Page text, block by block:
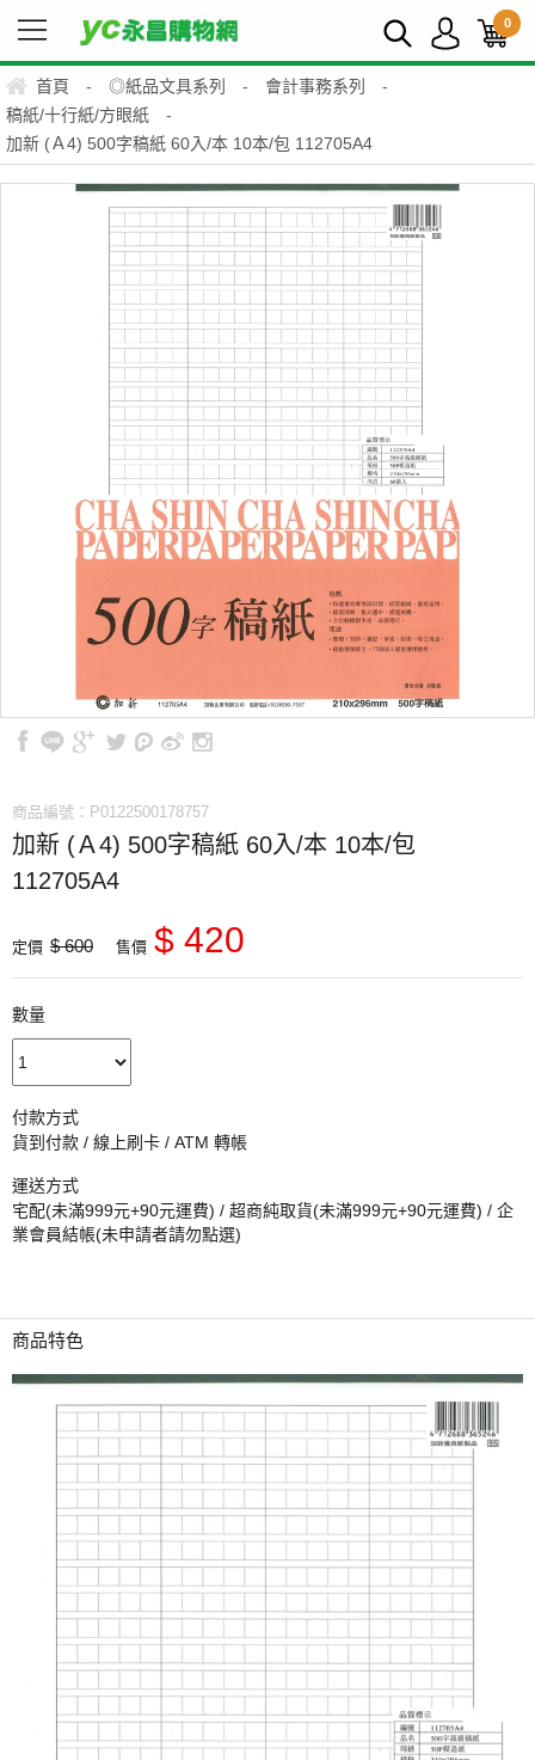
0
首頁 - ◎紙品文具系列 - 會計事務系列
-
稿紙/十行紙/方眼紙
-
加新 (Ａ4) 500字稿紙 60入/本 10本/包 112705A4
商品編號：P0122500178757
加新 (Ａ4) 500字稿紙 60入/本 10本/包
112705A4
定價 $ 600 售價 $ 420
數量
付款方式
貨到付款 / 線上刷卡 / ATM 轉帳
運送方式
宅配(未滿999元+90元運費) / 超商純取貨(未滿999元+90元運費) / 企
業會員結帳(未申請者請勿點選)
商品特色